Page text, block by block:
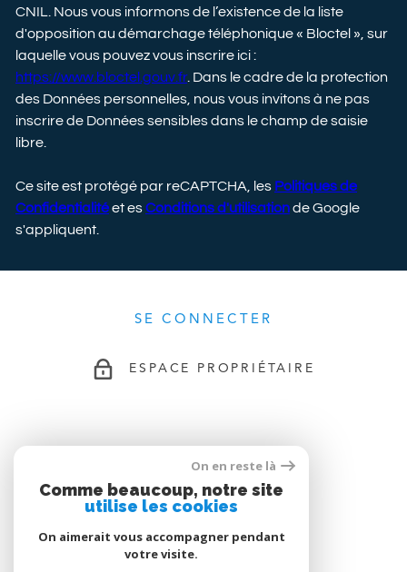
CNIL. Nous vous informons de l’existence de la liste
d'opposition au démarchage téléphonique « Bloctel », sur
laquelle vous pouvez vous inscrire ici :
https://www.bloctel.gouv.fr. Dans le cadre de la protection
des Données personnelles, nous vous invitons à ne pas
inscrire de Données sensibles dans le champ de saisie
libre.
Ce site est protégé par reCAPTCHA, les Politiques de
Confidentialitéet esConditions d'utilisationde Google
s'appliquent.
SE CONNECTER
ESPACE PROPRIÉTAIRE
ADHÉRENTS
On en reste là
Comme beaucoup, notre site
utilise les cookies
On aimerait vous accompagner pendant
votre visite.